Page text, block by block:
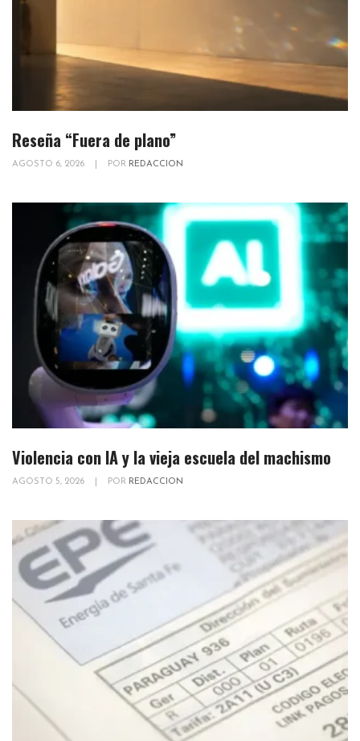
Reseña “Fuera de plano”
AGOSTO 6, 2026 POR REDACCION
Violencia con IA y la vieja escuela del machismo
AGOSTO 5, 2026 POR REDACCION